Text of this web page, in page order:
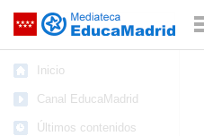
Saltar navegación
Inicio
Canal EducaMadrid
Últimos contenidos